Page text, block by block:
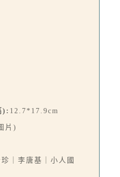
): 12.7*17.9cm
片)
｜李唐基｜小人國